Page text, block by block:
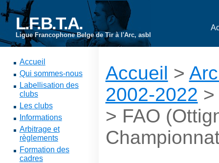
L.F.B.T.A.
Ligue Francophone Belge de Tir à l'Arc, asbl
Accueil
Qui sommes-nous
Labellisation des
clubs
Les clubs
Informations
Arbitrage et
règlements
Formation des
cadres
Accueil >
2002-2022
> FAO